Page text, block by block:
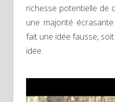
richesse potentielle de
une majorité
fait une idée fausse,
idée.